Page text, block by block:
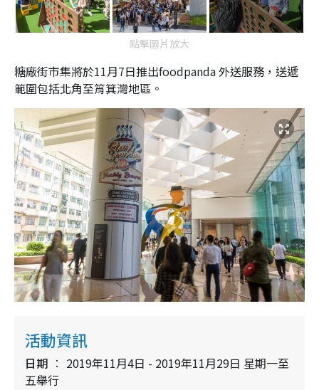
點擊圖片放大
糖廠街市集將於11月7日推出foodpanda 外送服務，送遞
範圍包括北角至筲箕灣地區。
活動資訊
日期
2019年11月4日 - 2019年11月29日 星期一至
五舉行